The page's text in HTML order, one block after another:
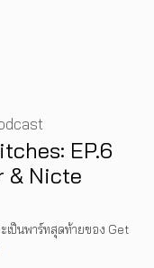
EP.6
& Nicte
เป็นพาร์ทสุดท้ายของ Get